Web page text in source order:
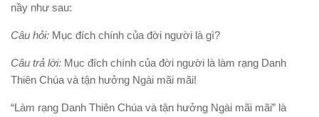
nầy như sau:
Câu hỏi: Mục đích chính của đời người là gì?
Câu trả lời: Mục đích chính của đời người là làm rạng Danh
Thiên Chúa và tận hưởng Ngài mãi mãi!
“Làm rạng Danh Thiên Chúa và tận hưởng Ngài mãi mãi” là